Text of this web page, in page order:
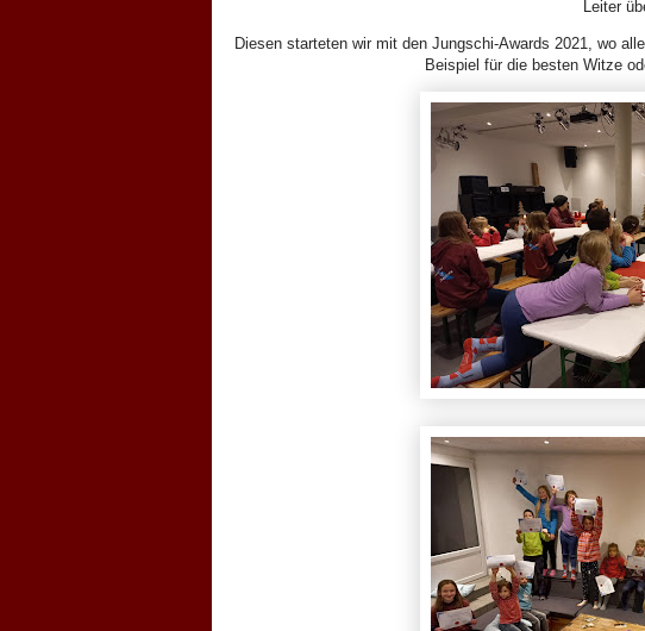
Leiter
Diesen starteten wir mit den Jungschi-Awards 2021, wo
Beispiel für die besten Witze